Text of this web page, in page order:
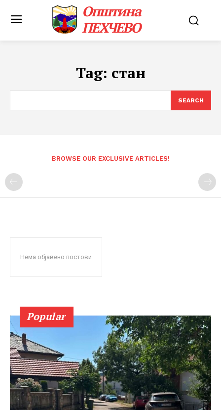
Општина
ПЕХЧЕВО
Tag: стан
SEARCH
BROWSE OUR EXCLUSIVE ARTICLES!
Нема објавено постови
Popular